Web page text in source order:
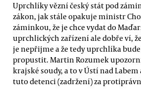
Uprchlíky vězní český stát pod
zákon, jak stále opakuje ministr
záminkou, že je chce vydat do
uprchlických zařízení ale dobře ví,
je nepřijme a že tedy uprchlíka
propustit. Martin Rozumek
krajské soudy, a to v Ústí nad Labem
tuto detenci (zadržení) za